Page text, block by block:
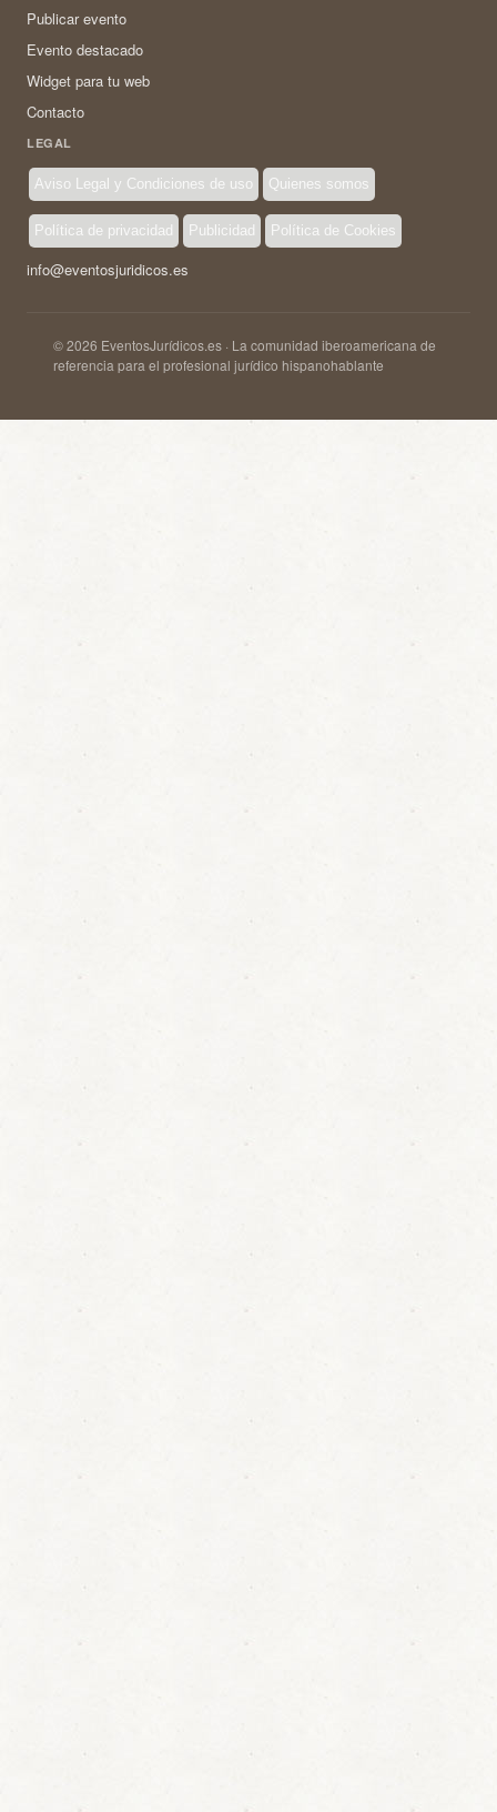
Publicar evento
Evento destacado
Widget para tu web
Contacto
LEGAL
Aviso Legal y Condiciones de uso Quienes somos
Política de privacidad Publicidad Política de Cookies
info@eventosjuridicos.es
© 2026 EventosJurídicos.es · La comunidad iberoamericana de
referencia para el profesional jurídico hispanohablante